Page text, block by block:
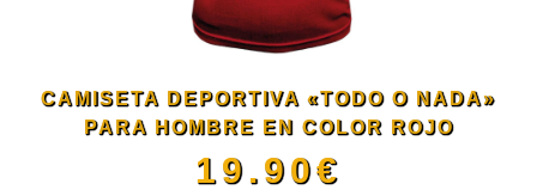
opciones
se
pueden
CAMISETA DEPORTIVA «TODO O NADA»
PARA HOMBRE EN COLOR ROJO
19.90€